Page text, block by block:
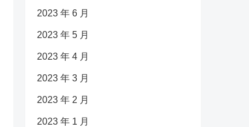
2023 年 6 月
2023 年 5 月
2023 年 4 月
2023 年 3 月
2023 年 2 月
2023 年 1 月